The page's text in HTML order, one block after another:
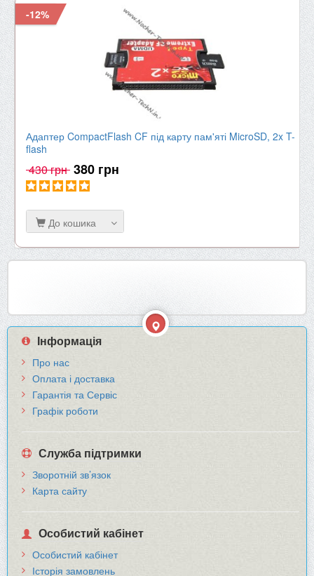
-12%
Адаптер CompactFlash CF під карту пам'яті MicroSD, 2x T-
flash
430 грн 380 грн
До кошика
Інформація
Про нас
Оплата і доставка
Гарантія та Сервіс
Графік роботи
Служба підтримки
Зворотній зв’язок
Карта сайту
Особистий кабінет
Особистий кабінет
Історія замовлень